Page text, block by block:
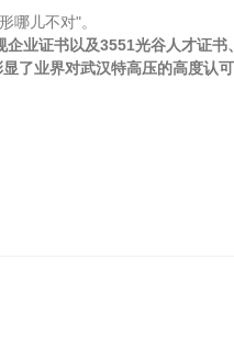
哪儿不对"。
业证书以及3551光谷人才证
业界对武汉特高压的高度认